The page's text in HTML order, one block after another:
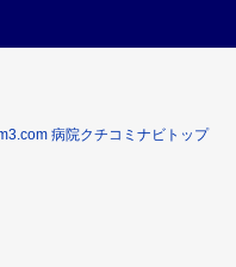
病院クチコミナビトップ